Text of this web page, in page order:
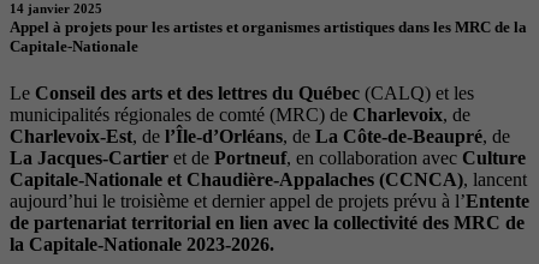
14 janvier 2025
Appel à projets pour les artistes et organismes artistiques dans les MRC de la
Capitale-Nationale
Le Conseil des arts et des lettres du Québec (CALQ) et les
municipalités régionales de comté (MRC) de Charlevoix, de
Charlevoix-Est, de l’Île-d’Orléans, de La Côte-de-Beaupré, de
La Jacques-Cartier et de Portneuf, en collaboration avec Culture
Capitale-Nationale et Chaudière-Appalaches (CCNCA), lancent
aujourd’hui le troisième et dernier appel de projets prévu à l’Entente
de partenariat territorial en lien avec la collectivité des MRC de
la Capitale-Nationale 2023-2026.